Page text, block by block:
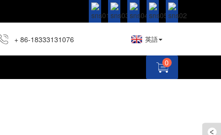
+ 86-18333131076 英語
0